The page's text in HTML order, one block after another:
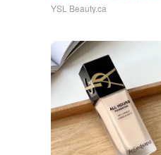
YSL Beauty.ca